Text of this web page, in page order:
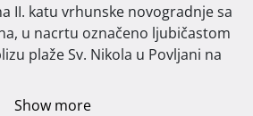
II. katu vrhunske novogradnje sa
u nacrtu označeno ljubičastom
plaže Sv. Nikola u Povljani na
Show more